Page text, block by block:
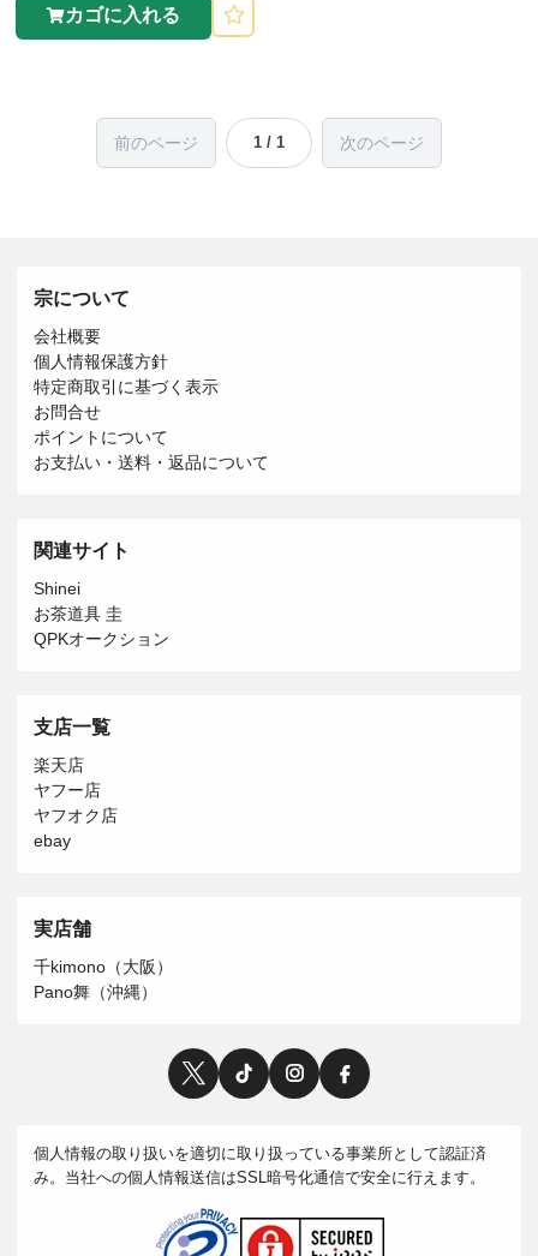
カゴに入れる
前のページ 1 / 1 次のページ
宗について
会社概要
個人情報保護方針
特定商取引に基づく表示
お問合せ
ポイントについて
お支払い・送料・返品について
関連サイト
Shinei
お茶道具 圭
QPKオークション
支店一覧
楽天店
ヤフー店
ヤフオク店
ebay
実店舗
千kimono（大阪）
Pano舞（沖縄）
個人情報の取り扱いを適切に取り扱っている事業所として認証済
み。当社への個人情報送信はSSL暗号化通信で安全に行えます。